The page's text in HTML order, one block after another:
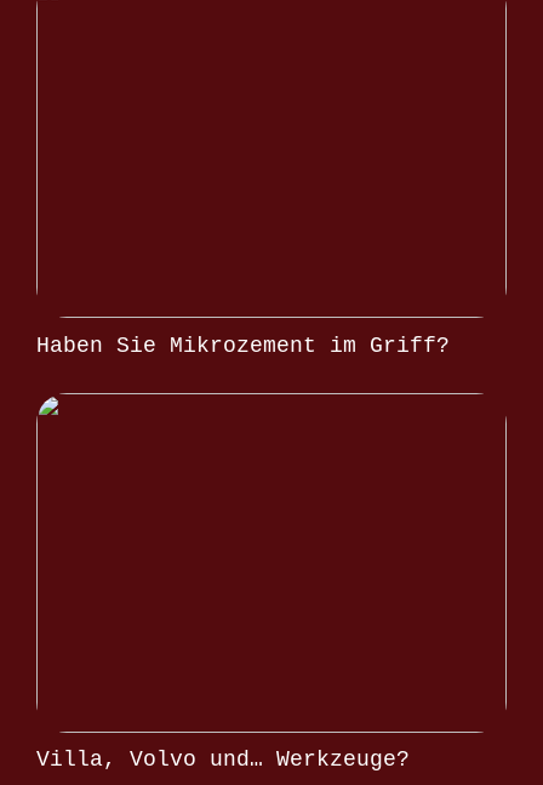
Haben Sie Mikrozement im Griff?
Villa, Volvo und… Werkzeuge?